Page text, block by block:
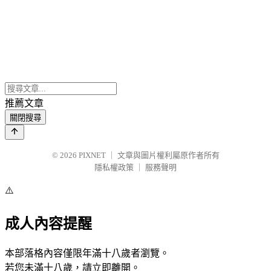
推薦文章
關閉搜尋
© 2026 PIXNET
文章與圖片權利屬原作者所有
隱私權政策
服務聲明
⚠️
成人內容提醒
本部落格內容僅限年滿十八歲者瀏覽。
若您未滿十八歲，請立即離開。